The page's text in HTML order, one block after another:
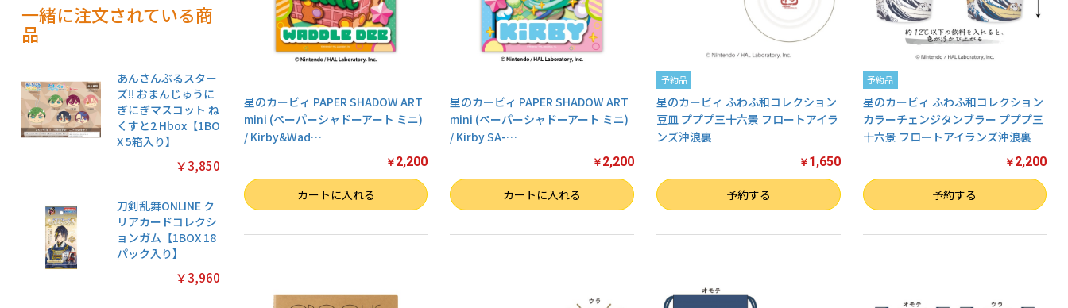
一緒に注文されている商
品
あんさんぶるスター
ズ!! おまんじゅうに
ぎにぎマスコット ね
くすと2 Hbox【1BO
X 5箱入り】
￥3,850
刀剣乱舞ONLINE ク
リアカードコレクシ
ョンガム【1BOX 18
パック入り】
￥3,960
星のカービィ PAPER SHADOW ART
mini (ペーパーシャドーアート ミニ)
/ Kirby&Wad…
￥ 2,200
数量 カートに入れる
星のカービィ PAPER SHADOW ART
mini (ペーパーシャドーアート ミニ)
/ Kirby SA-…
￥ 2,200
数量 カートに入れる
予約品
星のカービィ ふわふ和コレクション
豆皿 プププ三十六景 フロートアイラ
ンズ沖浪裏
￥ 1,650
数量 予約する
予約品
星のカービィ ふわふ和コレクション
カラーチェンジタンブラー プププ三
十六景 フロートアイランズ沖浪裏
￥ 2,200
数量 予約する